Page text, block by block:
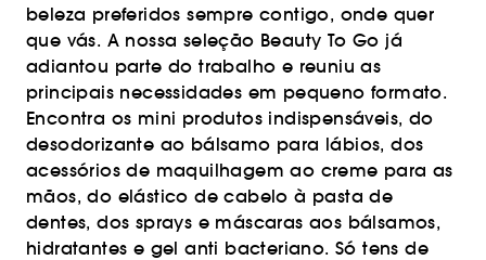
beleza preferidos sempre contigo, onde quer
que vás. A nossa seleção Beauty To Go já
adiantou parte do trabalho e reuniu as
principais necessidades em pequeno formato.
Encontra os mini produtos indispensáveis, do
desodorizante ao bálsamo para lábios, dos
acessórios de maquilhagem ao creme para as
mãos, do elástico de cabelo à pasta de
dentes, dos sprays e máscaras aos bálsamos,
hidratantes e gel anti bacteriano. Só tens de